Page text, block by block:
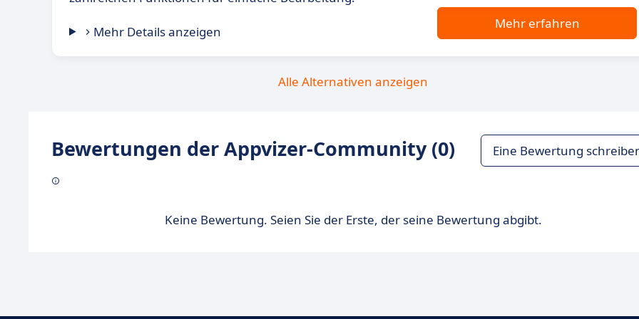
Mehr Details anzeigen
Mehr erfahren
Alle Alternativen anzeigen
Bewertungen der Appvizer-Community (0) Eine Bewertung
Keine Bewertung. Seien Sie der Erste, der seine Bewertung abgibt.